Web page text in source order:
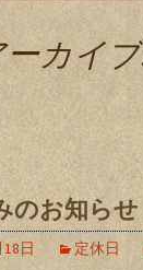
カイブ
のお知らせ
日 定休日